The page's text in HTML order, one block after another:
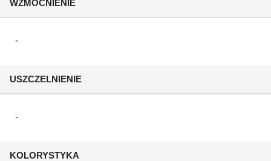
WZMOCNIENIE
-
USZCZELNIENIE
KOLORYSTYKA
-